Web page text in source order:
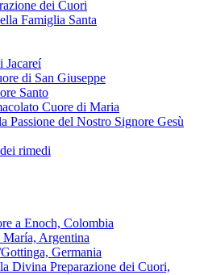
dei Cuori
Famiglia Santa
Jacareí
di San Giuseppe
Santo
Cuore di Maria
Passione del Nostro Signore Gesù
rimedi
a Enoch, Colombia
Argentina
Germania
Divina Preparazione dei Cuori,